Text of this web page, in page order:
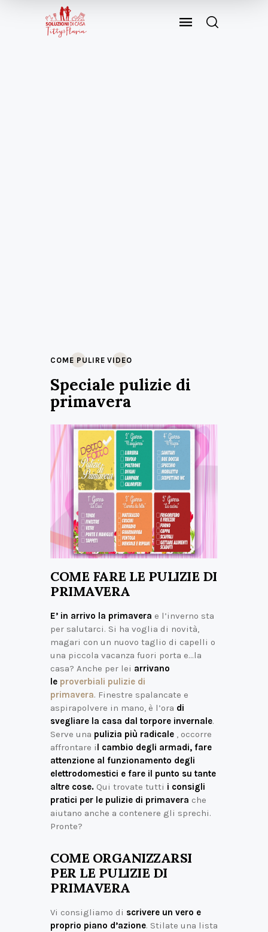
COME PULIRE VIDEO
Speciale pulizie di
primavera
COME FARE LE PULIZIE DI
PRIMAVERA
E’ in arrivo la primavera e l’inverno sta
per salutarci. Si ha voglia di novità,
magari con un nuovo taglio di capelli o
una piccola vacanza fuori porta e…la
casa? Anche per lei arrivano
le proverbiali pulizie di
primavera. Finestre spalancate e
aspirapolvere in mano, è l’ora di
svegliare la casa dal torpore invernale.
Serve una pulizia più radicale , occorre
affrontare il cambio degli armadi, fare
attenzione al funzionamento degli
elettrodomestici e fare il punto su tante
altre cose. Qui trovate tutti i consigli
pratici per le pulizie di primavera che
aiutano anche a contenere gli sprechi.
Pronte?
COME ORGANIZZARSI
PER LE PULIZIE DI
PRIMAVERA
Vi consigliamo di scrivere un vero e
proprio piano d’azione. Stilate una lista